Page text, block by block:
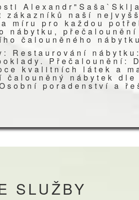
zákazníků naší
míru pro každou
nábytku,
čalouněného
Restaurování
Přečalounění:
kvalitních látek a
čalouněný nábytek
poradenství a
SLUŽBY